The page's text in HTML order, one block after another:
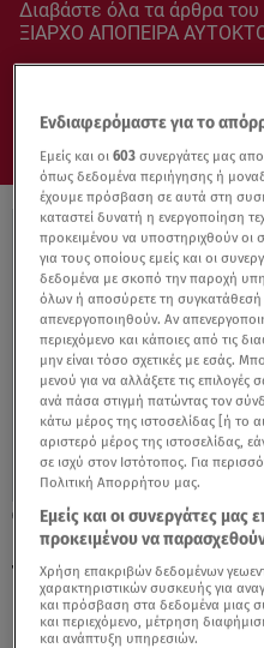
Διαβάστε όλα τα άρθρα
ΞΙΑΡΧΟ ΑΠΟΠΕΙΡΑ
02.11.21, 12:48
Η απάντηση του
Τάσο Ξιαρχό
Ενδιαφερόμαστε για το
Εμείς και οι603 συνεργάτες μας
όπως δεδομένα περιήγησης ή
έχουμε πρόσβαση σε αυτά στη
καταστεί δυνατή η ενεργοποίηση
προκειμένου να υποστηριχθούν οι
για τους οποίους εμείς και οι
δεδομένα με σκοπό την παροχή
όλων ή αποσύρετε τη συγκατάθεσή
απενεργοποιηθούν. Αν
περιεχόμενο και κάποιες από τις
μην είναι τόσο σχετικές με εσάς.
μενού για να αλλάξετε τις
ανά πάσα στιγμή πατώντας τον
κάτω μέρος της ιστοσελίδας [ή το
αριστερό μέρος της ιστοσελίδας,
σε ισχύ στον Ιστότοπος. Για
Πολιτική Απορρήτου μας.
Εμείς και οι συνεργάτες μας
προκειμένου να
Χρήση επακριβών δεδομένων
χαρακτηριστικών συσκευής για
και πρόσβαση στα δεδομένα μιας
και περιεχόμενο, μέτρηση
και ανάπτυξη υπηρεσιών.